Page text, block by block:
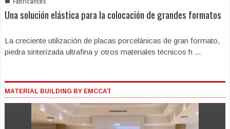
Una solución elástica para la colocación de grandes formatos
La creciente utilización de placas porcelánicas de gran formato,
piedra sinterizada ultrafina y otros materiales técnicos h ...
MATERIAL BUILDING BY EMCCAT